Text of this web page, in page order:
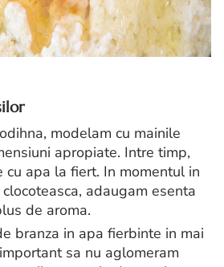
modelam cu mainile
apropiate. Intre timp,
cu apa la fiert. In momentul in
adaugam esenta
de aroma.
branza in apa fierbinte in mai
sa nu aglomeram